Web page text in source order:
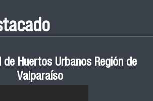
de Huertos Urbanos Región de
Valparaíso